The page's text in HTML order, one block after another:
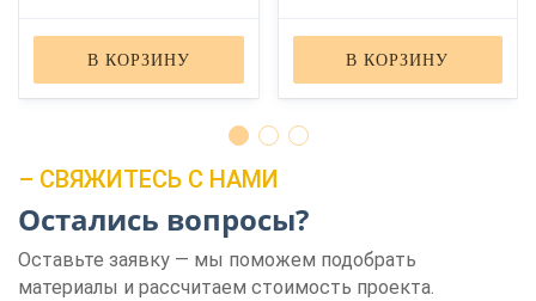
В КОРЗИНУ В КОРЗИНУ
– СВЯЖИТЕСЬ С НАМИ
Остались вопросы?
Оставьте заявку — мы поможем подобрать
материалы и рассчитаем стоимость проекта.